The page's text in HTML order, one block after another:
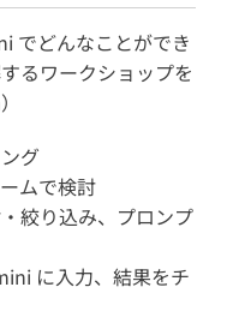
でどんなことができ
るワークショップを
グ
ムで検討
絞り込み、プロンプ
に入力、結果をチ